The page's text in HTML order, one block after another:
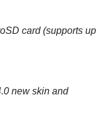
card (supports up
new skin and